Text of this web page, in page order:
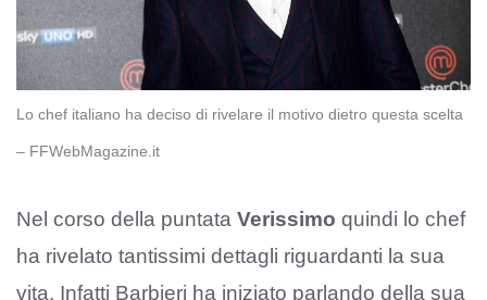
Lo chef italiano ha deciso di rivelare il motivo dietro questa scelta
– FFWebMagazine.it
Nel corso della puntata Verissimo quindi lo chef
ha rivelato tantissimi dettagli riguardanti la sua
vita. Infatti Barbieri ha iniziato parlando della sua